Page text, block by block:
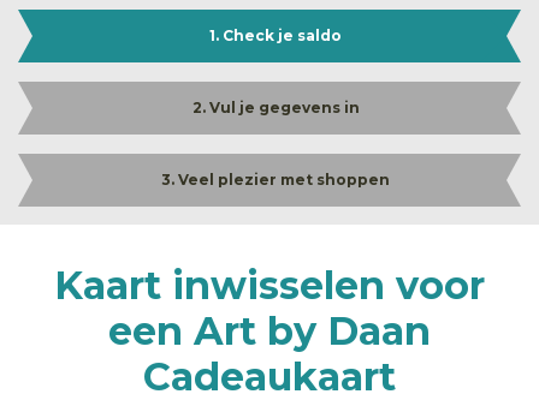
1. Check je saldo
2. Vul je gegevens in
3. Veel plezier met shoppen
Kaart inwisselen voor
een Art by Daan
Cadeaukaart